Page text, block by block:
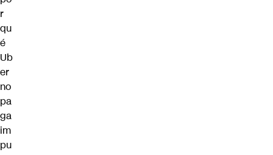
r
qu
é
Ub
er
no
pa
ga
im
pu